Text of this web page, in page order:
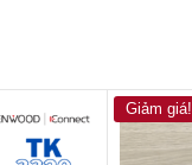
Giảm giá!